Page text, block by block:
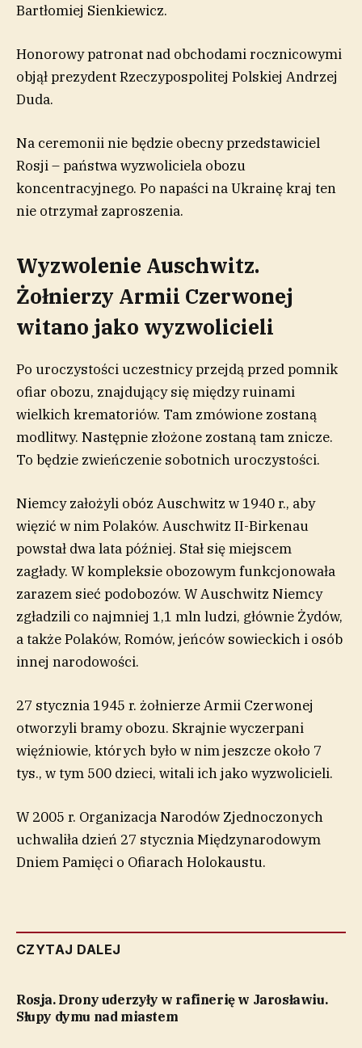
Bartłomiej Sienkiewicz.
Honorowy patronat nad obchodami rocznicowymi
objął prezydent Rzeczypospolitej Polskiej Andrzej
Duda.
Na ceremonii nie będzie obecny przedstawiciel
Rosji – państwa wyzwoliciela obozu
koncentracyjnego. Po napaści na Ukrainę kraj ten
nie otrzymał zaproszenia.
Wyzwolenie Auschwitz.
Żołnierzy Armii Czerwonej
witano jako wyzwolicieli
Po uroczystości uczestnicy przejdą przed pomnik
ofiar obozu, znajdujący się między ruinami
wielkich krematoriów. Tam zmówione zostaną
modlitwy. Następnie złożone zostaną tam znicze.
To będzie zwieńczenie sobotnich uroczystości.
Niemcy założyli obóz Auschwitz w 1940 r., aby
więzić w nim Polaków. Auschwitz II-Birkenau
powstał dwa lata później. Stał się miejscem
zagłady. W kompleksie obozowym funkcjonowała
zarazem sieć podobozów. W Auschwitz Niemcy
zgładzili co najmniej 1,1 mln ludzi, głównie Żydów,
a także Polaków, Romów, jeńców sowieckich i osób
innej narodowości.
27 stycznia 1945 r. żołnierze Armii Czerwonej
otworzyli bramy obozu. Skrajnie wyczerpani
więźniowie, których było w nim jeszcze około 7
tys., w tym 500 dzieci, witali ich jako wyzwolicieli.
W 2005 r. Organizacja Narodów Zjednoczonych
uchwaliła dzień 27 stycznia Międzynarodowym
Dniem Pamięci o Ofiarach Holokaustu.
CZYTAJ DALEJ
Rosja. Drony uderzyły w rafinerię w Jarosławiu.
Słupy dymu nad miastem